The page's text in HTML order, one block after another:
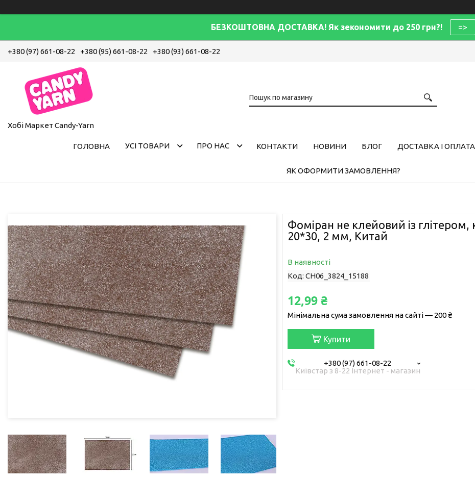
БЕЗКОШТОВНА ДОСТАВКА! Як зекономити до 250 грн?! =>
+380 (97) 661-08-22 +380 (95) 661-08-22 +380 (93) 661-08-22
Хобі Маркет Candy-Yarn
ГОЛОВНА УСІ ТОВАРИ ПРО НАС КОНТАКТИ НОВИНИ БЛОГ ДОСТАВКА І ОПЛАТА
ЯК ОФОРМИТИ ЗАМОВЛЕННЯ?
Фоміран не клейовий із
20*30, 2 мм, Китай
В наявності
Код: CH06_3824_15188
12,99 ₴
Мінімальна сума замовлення на сайті — 200 ₴
Купити
+380 (97) 661-08-22
Київстар з 8-22 Інтернет - магазин